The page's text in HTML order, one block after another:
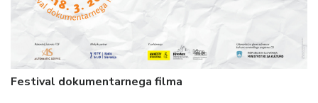
Festival dokumentarnega filma